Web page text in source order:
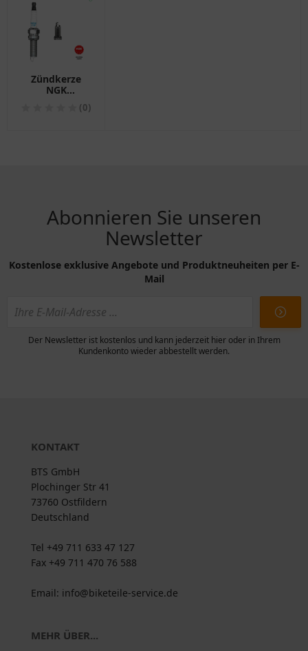
Zündkerze
NGK
DILKR6A11 für
Motorräder(0)
Abonnieren Sie unseren
Newsletter
Kostenlose exklusive Angebote und Produktneuheiten per E-
Mail
Der Newsletter ist kostenlos und kann jederzeit hier oder in Ihrem
Kundenkonto wieder abbestellt werden.
KONTAKT
BTS GmbH
Plochinger Str 41
73760 Ostfildern
Deutschland
Tel +49 711 633 47 127
Fax +49 711 470 76 588
Email: info@biketeile-service.de
MEHR ÜBER...